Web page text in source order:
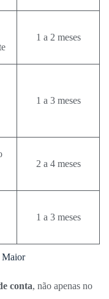
1 a 2 meses
1 a 3 meses
2 a 4 meses
1 a 3 meses
Maior
conta, não apenas no